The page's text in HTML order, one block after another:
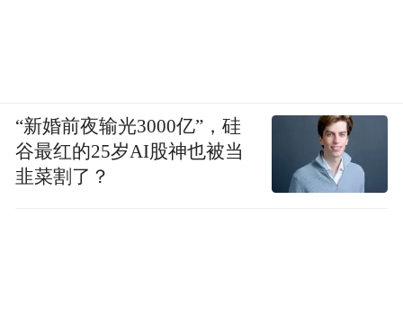
“新婚前夜输光3000亿”，硅
谷最红的25岁AI股神也被当
韭菜割了？